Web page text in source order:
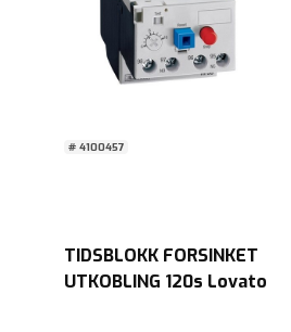
# 4100457
TIDSBLOKK FORSINKET
UTKOBLING 120s Lovato